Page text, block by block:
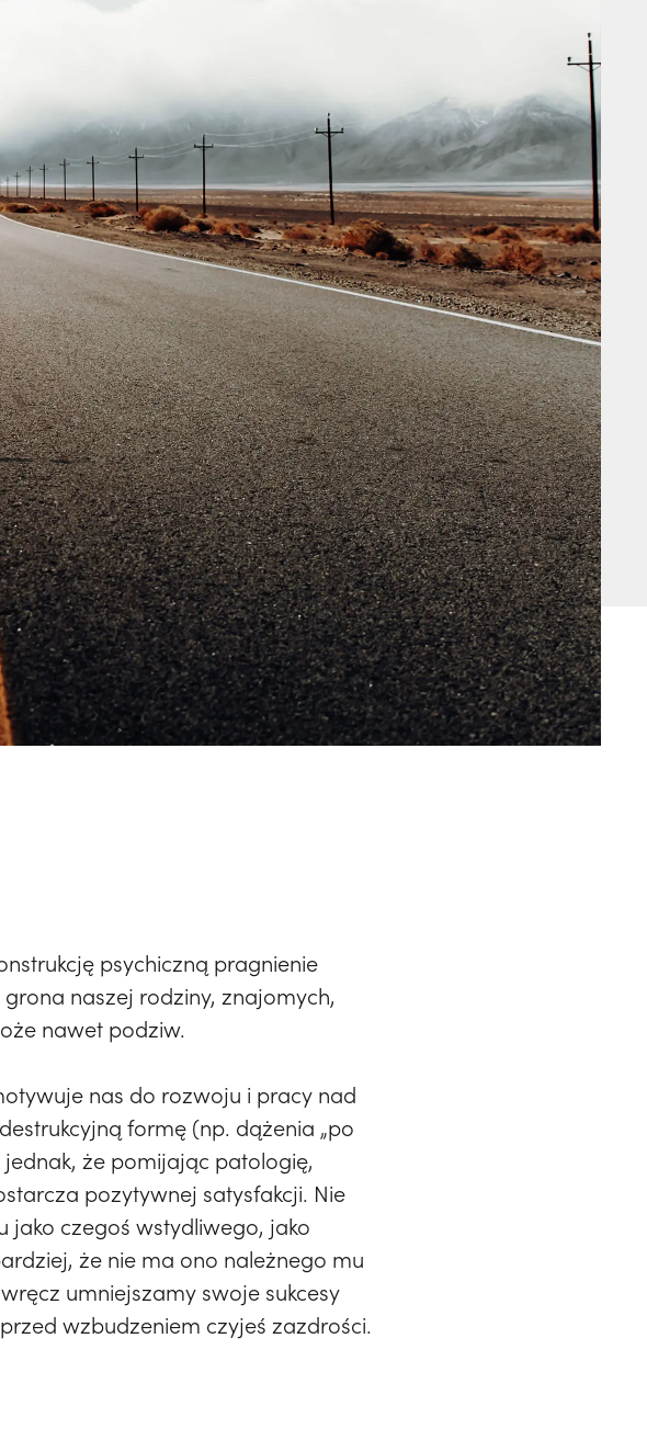
psychiczną pragnienie
naszej rodziny, znajomych,
nawet podziw.
nas do rozwoju i pracy nad
formę (np. dążenia „po
że pomijając patologię,
pozytywnej satysfakcji. Nie
jako czegoś wstydliwego, jako
że nie ma ono należnego mu
umniejszamy swoje sukcesy
wzbudzeniem czyjeś zazdrości.